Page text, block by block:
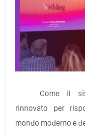
Come il
rinnovato per
mondo moderno e